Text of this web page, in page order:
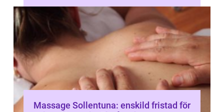
Massage Sollentuna: enskild fristad för